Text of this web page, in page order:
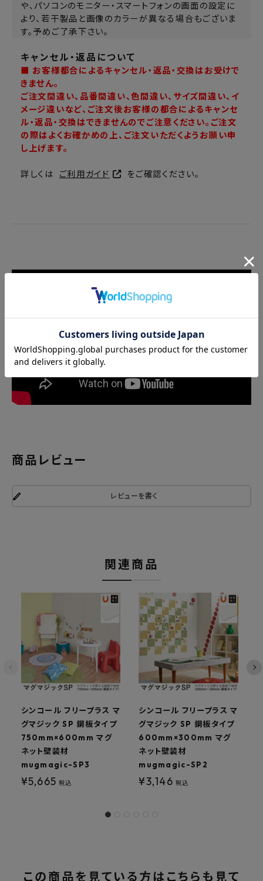
や、パソコンのモニター・スマートフォンの画面の設定に
より、若干製品と画像のカラーが異なる場合もございま
す。予めご了承下さい。
キャンセル・返品について
■ お客様都合によるキャンセル・返品・交換はお受けで
きません。
ご注文間違い、品番間違い、色間違い、サイズ間違い、イ
メージ違いなど、ご注文後お客様の都合によるキャンセ
ル・返品・交換はできませんのでご注意ください。ご注文
の際はよくお確かめの上、ご注文いただくようお願い申
し上げます。
詳しくは ご利用ガイド をご確認ください。
商品レビュー
レビューを書く
関連商品
シンコール フリープラス マ
グマジック SP 鋼板タイプ
750mm×600mm マグ
ネット壁装材
mugmagic-SP3
¥5,665 税込
シンコール フリープラス マ
グマジック SP 鋼板タイプ
600mm×300mm マグ
ネット壁装材
mugmagic-SP2
¥3,146 税込
この商品を見ている方はこちらも見て